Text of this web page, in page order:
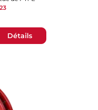
Détails